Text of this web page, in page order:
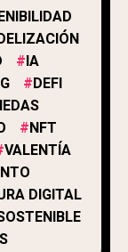
IA
DEFI
NFT
VALENTÍA
DIGITAL